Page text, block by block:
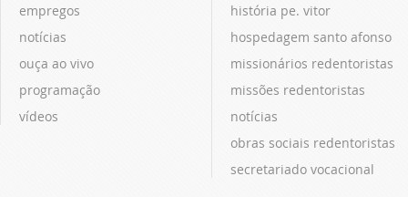
empregos
notícias
ouça ao vivo
programação
vídeos
história pe. vitor
hospedagem santo afonso
missionários redentoristas
missões redentoristas
notícias
obras sociais redentoristas
secretariado vocacional